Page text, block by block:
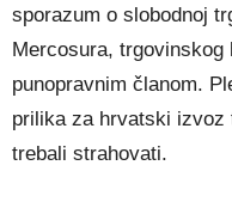
sporazum o slobodnoj
Mercosura,
punopravnim članom.
prilika za hrvatski izvoz
trebali strahovati.